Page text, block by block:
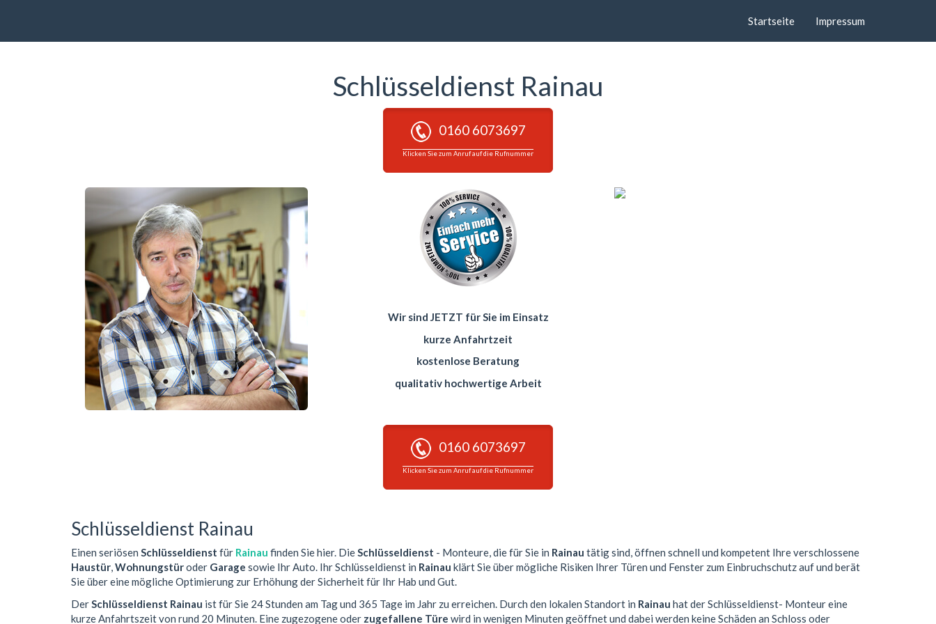
Startseite Impressum
Schlüsseldienst Rainau
0160 6073697
Klicken Sie zum Anruf auf die Rufnummer
Wir sind JETZT für Sie im Einsatz
kurze Anfahrtzeit
kostenlose Beratung
qualitativ hochwertige Arbeit
0160 6073697
Klicken Sie zum Anruf auf die Rufnummer
Schlüsseldienst Rainau
Einen seriösen Schlüsseldienst für Rainau finden Sie hier. DieSchlüsseldienst - Monteure, die für Sie in Rainau tätig sind, öffnen schnell und kompetent Ihre verschlossene
Haustür,Wohnungstüroder Garage sowie Ihr Auto. Ihr Schlüsseldienst in Rainau klärt Sie über mögliche Risiken Ihrer Türen und Fenster zum Einbruchschutz auf und berät
Sie über eine mögliche Optimierung zur Erhöhung der Sicherheit für Ihr Hab und Gut.
DerSchlüsseldienst Rainau ist für Sie 24 Stunden am Tag und 365 Tage im Jahr zu erreichen. Durch den lokalen Standort in Rainau hat der Schlüsseldienst- Monteur eine
kurze Anfahrtszeit von rund 20 Minuten. Eine zugezogene oder zugefallene Türe wird in wenigen Minuten geöffnet und dabei werden keine Schäden an Schloss oder